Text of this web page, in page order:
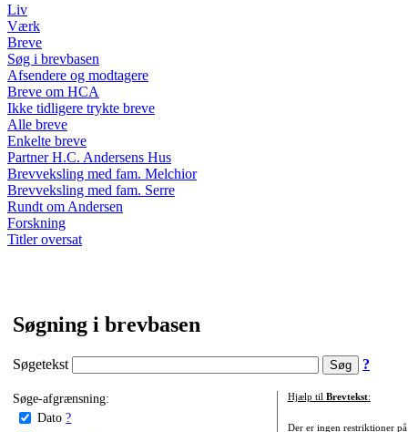
Liv
Værk
Breve
Søg i brevbasen
Afsendere og modtagere
Breve om HCA
Ikke tidligere trykte breve
Alle breve
Enkelte breve
Partner H.C. Andersens Hus
Brevveksling med fam. Melchior
Brevveksling med fam. Serre
Rundt om Andersen
Forskning
Titler oversat
Søgning i brevbasen
Søgetekst ?
Søge-afgrænsning:
Dato ?
Hjælp til Brevtekst:
Der er ingen restriktioner